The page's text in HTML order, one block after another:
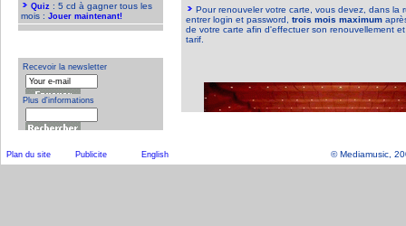
Plan du site Publicite English © Mediamusic,
Pour renouveler votre carte, vous devez, dans la
entrer login et password, trois mois maximum
de votre carte afin d'effectuer son renouvellement
tarif.